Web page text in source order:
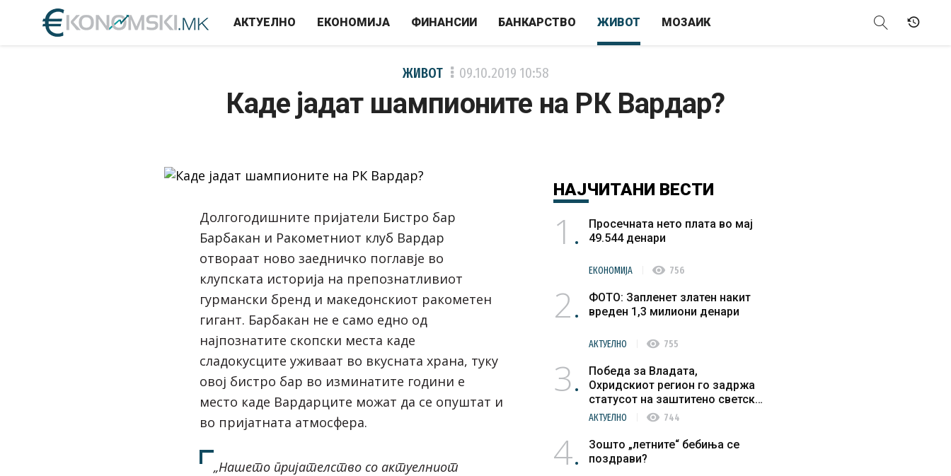
АКТУЕЛНО ЕКОНОМИЈА ФИНАНСИИ БАНКАРСТВО ЖИВОТ МОЗАИК
ЖИВОТ 09.10.2019 10:58
Каде јадат шампионите на РК Вардар?
Долгогодишните пријатели Бистро бар
Барбакан и Ракометниот клуб Вардар
отвораат ново заедничко поглавје во
клупската историја на препознатливиот
гурмански бренд и македонскиот ракометен
гигант. Барбакан не е само едно од
најпознатите скопски места каде
сладокусците уживаат во вкусната храна, туку
овој бистро бар во изминатите години е
место каде Вардарците можат да се опуштат и
во пријатната атмосфера.
„Нашето пријателство со актуелниот
НАЈЧИТАНИ ВЕСТИ
1
Просечната нето плата во мај
49.544 денари
ЕКОНОМИЈА visibility 756
2
ФОТО: Запленет златен накит
вреден 1,3 милиони денари
АКТУЕЛНО visibility 755
3
Победа за Владата,
Охридскиот регион го задржа
статусот на заштитено светско
културно наследство
АКТУЕЛНО visibility 744
4
Зошто „летните“ бебиња се
поздрави?